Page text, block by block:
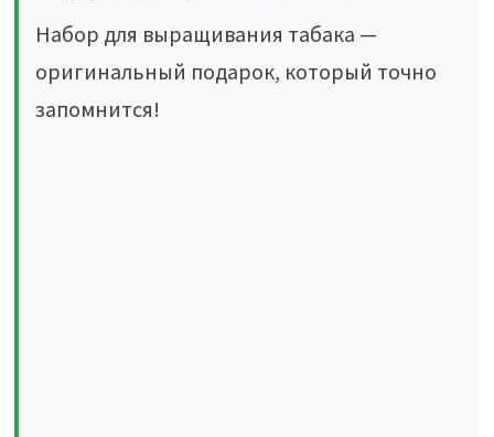
Набор для выращивания табака —
оригинальный подарок, который точно
запомнится!